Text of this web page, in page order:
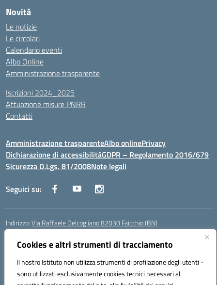
Cookies e altri strumenti di tracciamento
Il nostro Istituto non utilizza strumenti di profilazione degli utenti -
sono utilizzati esclusivamente cookies tecnici necessari al
Novità
Le notizie
Le circolari
Calendario eventi
Albo Online
Amministrazione trasparente
Iscrizioni 2024_2025
Attuazione misure PNRR
Contatti
Amministrazione trasparenteAlbo onlinePrivacy
Dichiarazione di accessibilitàGDPR – Regolamento 2016/679
Sicurezza D.Lgs. 81/2008Note legali
Seguici su:
Indirizzo:Via Raffaele Delcogliano 82030 Faicchio (BN)
Centralino:0824863478 Email:bnis02300v@istruzione.it
Posta elettronica certificata (PEC):bnis02300v@pec.istruzione.it
Codice fiscale: 90003320620
Codice meccanografico:BNIS02300V
Codice Indice delle Pubbliche Amministrazioni (IPA): istsc_bnis02300v